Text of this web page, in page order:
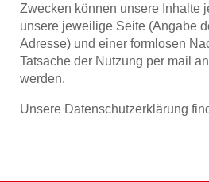
Zwecken können unsere Inhalte
unsere jeweilige Seite (Angabe
Adresse) und einer formlosen
Tatsache der Nutzung per mail
werden.
Unsere Datenschutzerklärung